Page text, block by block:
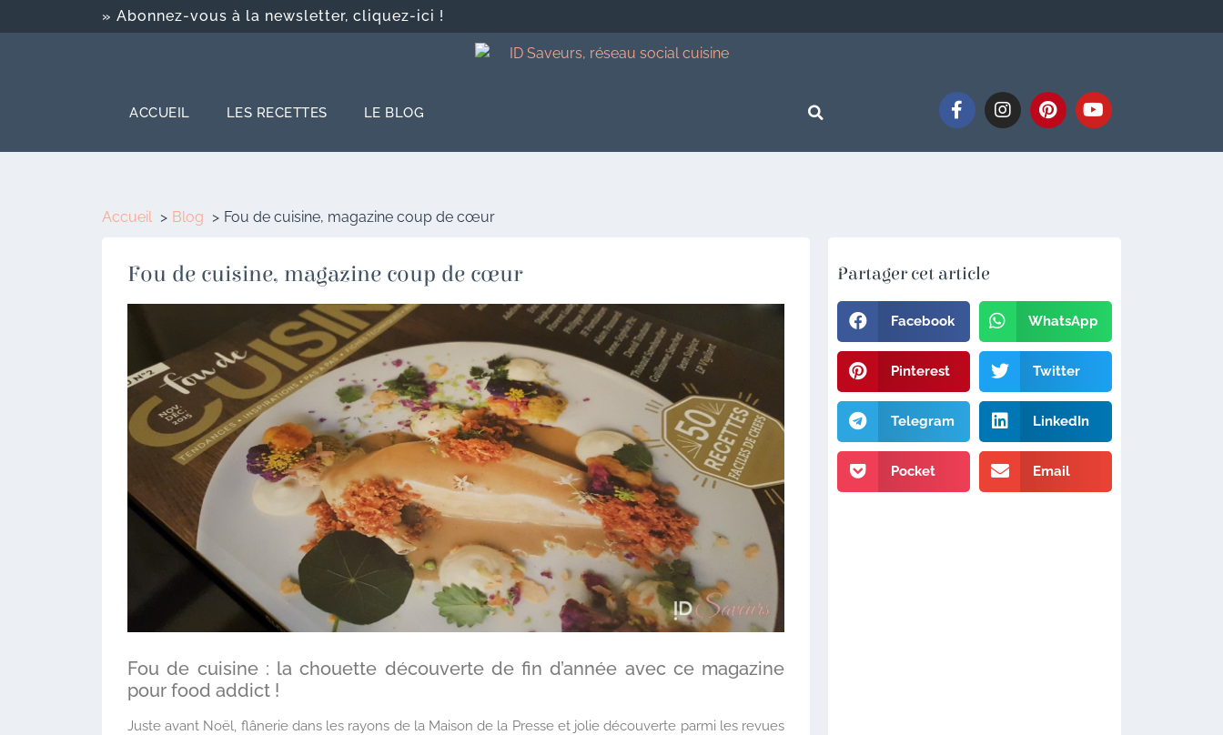
» Abonnez-vous à la newsletter, cliquez-ici !
ACCUEIL LES RECETTES LE BLOG
Accueil Blog Fou de cuisine, magazine coup de cœur
Fou de cuisine, magazine coup de cœur
Fou de cuisine : la chouette découverte de fin d’année avec ce magazine
pour food addict !
Juste avant Noël, flânerie dans les rayons de la Maison de la Presse et jolie découverte parmi les revues
Partager cet article
Facebook WhatsApp
Pinterest Twitter
Telegram LinkedIn
Pocket Email